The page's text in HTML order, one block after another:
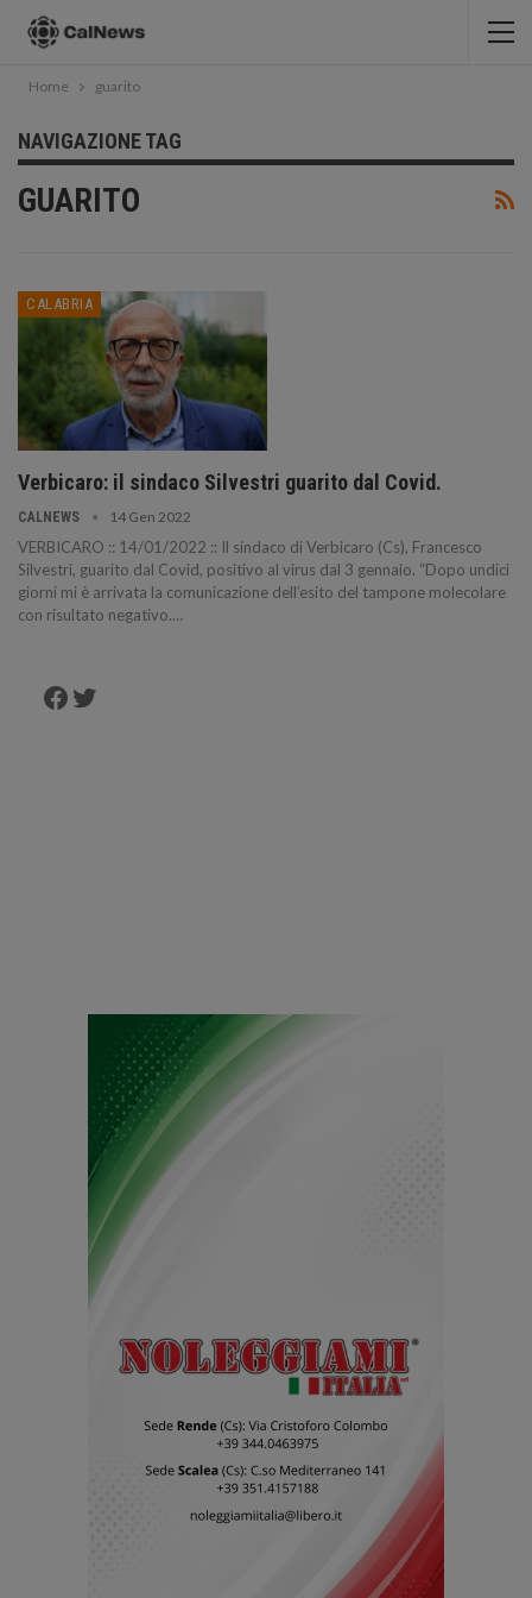
Home guarito
NAVIGAZIONE TAG
GUARITO
CALABRIA
Verbicaro: il sindaco Silvestri guarito dal Covid.
CALNEWS 14 Gen 2022
VERBICARO :: 14/01/2022 :: Il sindaco di Verbicaro (Cs), Francesco
Silvestri, guarito dal Covid, positivo al virus dal 3 gennaio. “Dopo undici
giorni mi è arrivata la comunicazione dell’esito del tampone molecolare
con risultato negativo.…
Facebook
Twitter